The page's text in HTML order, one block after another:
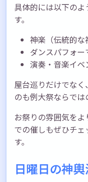
具体的には以下の
す。
神楽（伝統的な
ダンスパフォー
演奏・音楽イベ
屋台巡りだけでな
のも例大祭ならでは
お祭りの雰囲気を
での催しもぜひチ
す。
日曜日の神